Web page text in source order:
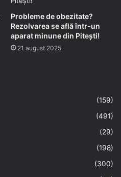
Probleme de obezitate?
Rezolvarea se află într-un
aparat minune din Pitești!
21 august 2025
(159)
(491)
(29)
(198)
(300)